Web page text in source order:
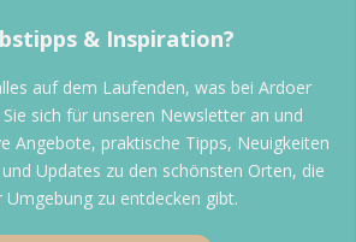
& Inspiration?
auf dem Laufenden, was bei Ardoer
sich für unseren Newsletter an und
Angebote, praktische Tipps, Neuigkeiten
Updates zu den schönsten Orten, die
Umgebung zu entdecken gibt.